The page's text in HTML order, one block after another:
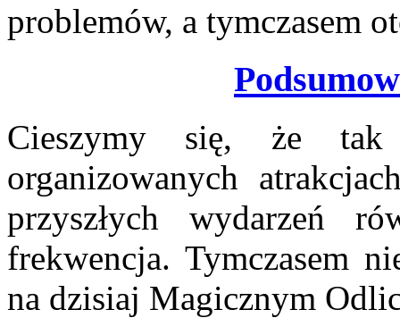
problemów, a tymczasem
Cieszymy się, że
organizowanych
przyszłych wydarzeń
frekwencja. Tymczasem
na dzisiaj Magicznym